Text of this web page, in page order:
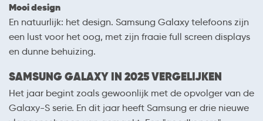
Mooi design
En natuurlijk: het design. Samsung Galaxy telefoons zijn
een lust voor het oog, met zijn fraaie full screen displays
en dunne behuizing.
SAMSUNG GALAXY IN 2025 VERGELIJKEN
Het jaar begint zoals gewoonlijk met de opvolger van de
Galaxy-S serie. En dit jaar heeft Samsung er drie nieuwe